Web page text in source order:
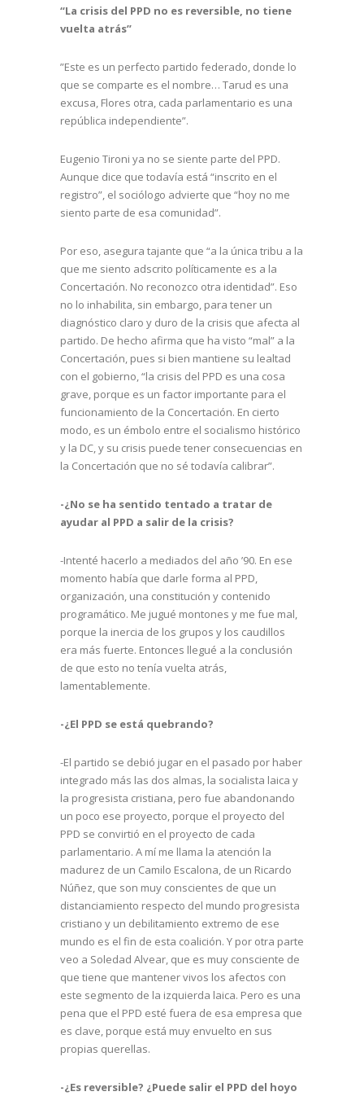
“La crisis del PPD no es reversible, no tiene
vuelta atrás”
”Este es un perfecto partido federado, donde lo
que se comparte es el nombre… Tarud es una
excusa, Flores otra, cada parlamentario es una
república independiente”.
Eugenio Tironi ya no se siente parte del PPD.
Aunque dice que todavía está “inscrito en el
registro”, el sociólogo advierte que “hoy no me
siento parte de esa comunidad”.
Por eso, asegura tajante que “a la única tribu a la
que me siento adscrito políticamente es a la
Concertación. No reconozco otra identidad”. Eso
no lo inhabilita, sin embargo, para tener un
diagnóstico claro y duro de la crisis que afecta al
partido. De hecho afirma que ha visto “mal” a la
Concertación, pues si bien mantiene su lealtad
con el gobierno, “la crisis del PPD es una cosa
grave, porque es un factor importante para el
funcionamiento de la Concertación. En cierto
modo, es un émbolo entre el socialismo histórico
y la DC, y su crisis puede tener consecuencias en
la Concertación que no sé todavía calibrar”.
-¿No se ha sentido tentado a tratar de
ayudar al PPD a salir de la crisis?
-Intenté hacerlo a mediados del año ’90. En ese
momento había que darle forma al PPD,
organización, una constitución y contenido
programático. Me jugué montones y me fue mal,
porque la inercia de los grupos y los caudillos
era más fuerte. Entonces llegué a la conclusión
de que esto no tenía vuelta atrás,
lamentablemente.
-¿El PPD se está quebrando?
-El partido se debió jugar en el pasado por haber
integrado más las dos almas, la socialista laica y
la progresista cristiana, pero fue abandonando
un poco ese proyecto, porque el proyecto del
PPD se convirtió en el proyecto de cada
parlamentario. A mí me llama la atención la
madurez de un Camilo Escalona, de un Ricardo
Núñez, que son muy conscientes de que un
distanciamiento respecto del mundo progresista
cristiano y un debilitamiento extremo de ese
mundo es el fin de esta coalición. Y por otra parte
veo a Soledad Alvear, que es muy consciente de
que tiene que mantener vivos los afectos con
este segmento de la izquierda laica. Pero es una
pena que el PPD esté fuera de esa empresa que
es clave, porque está muy envuelto en sus
propias querellas.
-¿Es reversible? ¿Puede salir el PPD del hoyo